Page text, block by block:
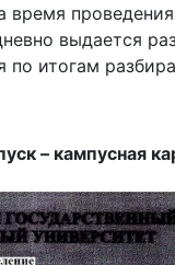
время
выдается
по итогам
– кампусная